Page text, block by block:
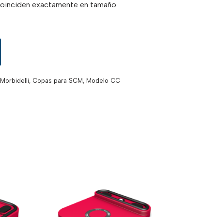
exactamente en tamaño.
, Copas para SCM , Modelo CC